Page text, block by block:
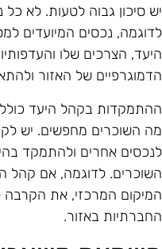
סיכון גבוה לטעות. לא
נכסים המיועדים
הצרכים שלו
של האזור
בקהל היעד
השוכרים מחפשים. יש
אחרים ולהתמקד
לדוגמה, אם קהל
המרכזי, את הקרבה
באזור.